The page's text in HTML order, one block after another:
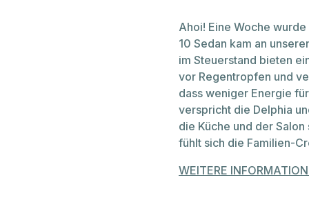
Ahoi! Eine Woche
10 Sedan kam an
im Steuerstand bieten
vor Regentropfen und
dass weniger Energie
verspricht die Delphia
die Küche und der
fühlt sich die Familien-
WEITERE